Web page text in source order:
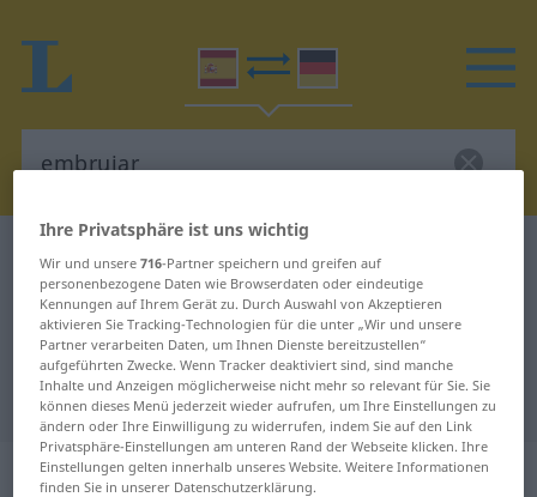
Spanisch-Deutsch Wörterbuch embrujar
Spanisch-Deutsch Übersetzung für
"embrujar"
"embrujar" Deutsch Übersetzung
„embrujar“: verbo transitivo
Ihre Privatsphäre ist uns wichtig
Wir und unsere716-Partner speichern und greifen auf
personenbezogene Daten wie Browserdaten oder eindeutige
Kennungen auf Ihrem Gerät zu. Durch Auswahl von Akzeptieren
aktivieren Sie Tracking-Technologien für die unter „Wir und unsere
Partner verarbeiten Daten, um Ihnen Dienste bereitzustellen“
aufgeführten Zwecke. Wenn Tracker deaktiviert sind, sind manche
Inhalte und Anzeigen möglicherweise nicht mehr so relevant für Sie. Sie
können dieses Menü jederzeit wieder aufrufen, um Ihre Einstellungen zu
ändern oder Ihre Einwilligung zu widerrufen, indem Sie auf den Link
Privatsphäre-Einstellungen am unteren Rand der Webseite klicken. Ihre
Einstellungen gelten innerhalb unseres Website. Weitere Informationen
finden Sie in unserer Datenschutzerklärung.